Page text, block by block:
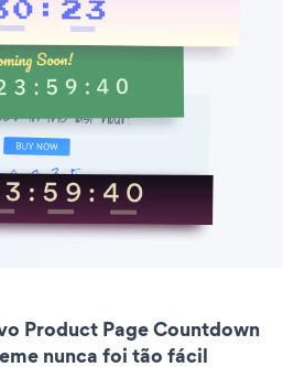
Product Page Countdown
nunca foi tão fácil